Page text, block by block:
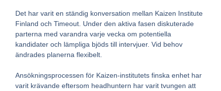
Det har varit en ständig konversation mellan Kaizen Institute
Finland och Timeout. Under den aktiva fasen diskuterade
parterna med varandra varje vecka om potentiella
kandidater och lämpliga bjöds till intervjuer. Vid behov
ändrades planerna flexibelt.
Ansökningsprocessen för Kaizen-institutets finska enhet har
varit krävande eftersom headhuntern har varit tvungen att